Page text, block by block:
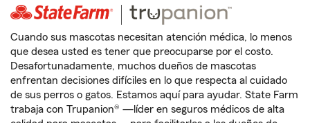
Cuando sus mascotas necesitan atención médica, lo menos
que desea usted es tener que preocuparse por el costo.
Desafortunadamente, muchos dueños de mascotas
enfrentan decisiones difíciles en lo que respecta al cuidado
de sus perros o gatos. Estamos aquí para ayudar. State Farm
trabaja con Trupanion® —líder en seguros médicos de alta